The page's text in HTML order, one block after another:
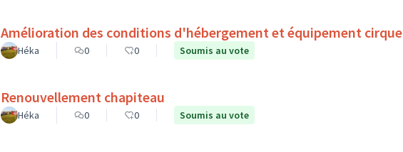
Amélioration des conditions d'hébergement et équipement cirque
Héka 0 0 Soumis au vote
Renouvellement chapiteau
Héka 0 0 Soumis au vote